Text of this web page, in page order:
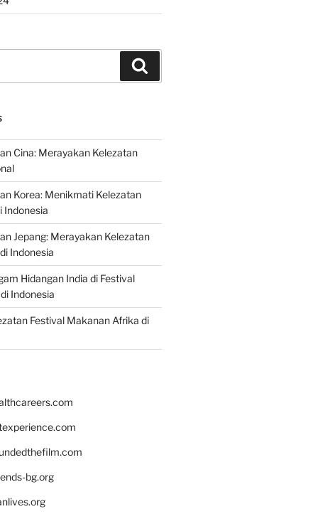
Cina: Merayakan Kelezatan
Korea: Menikmati Kelezatan
Indonesia
Jepang: Merayakan Kelezatan
Indonesia
Hidangan India di Festival
Indonesia
Festival Makanan Afrika di
bg.org